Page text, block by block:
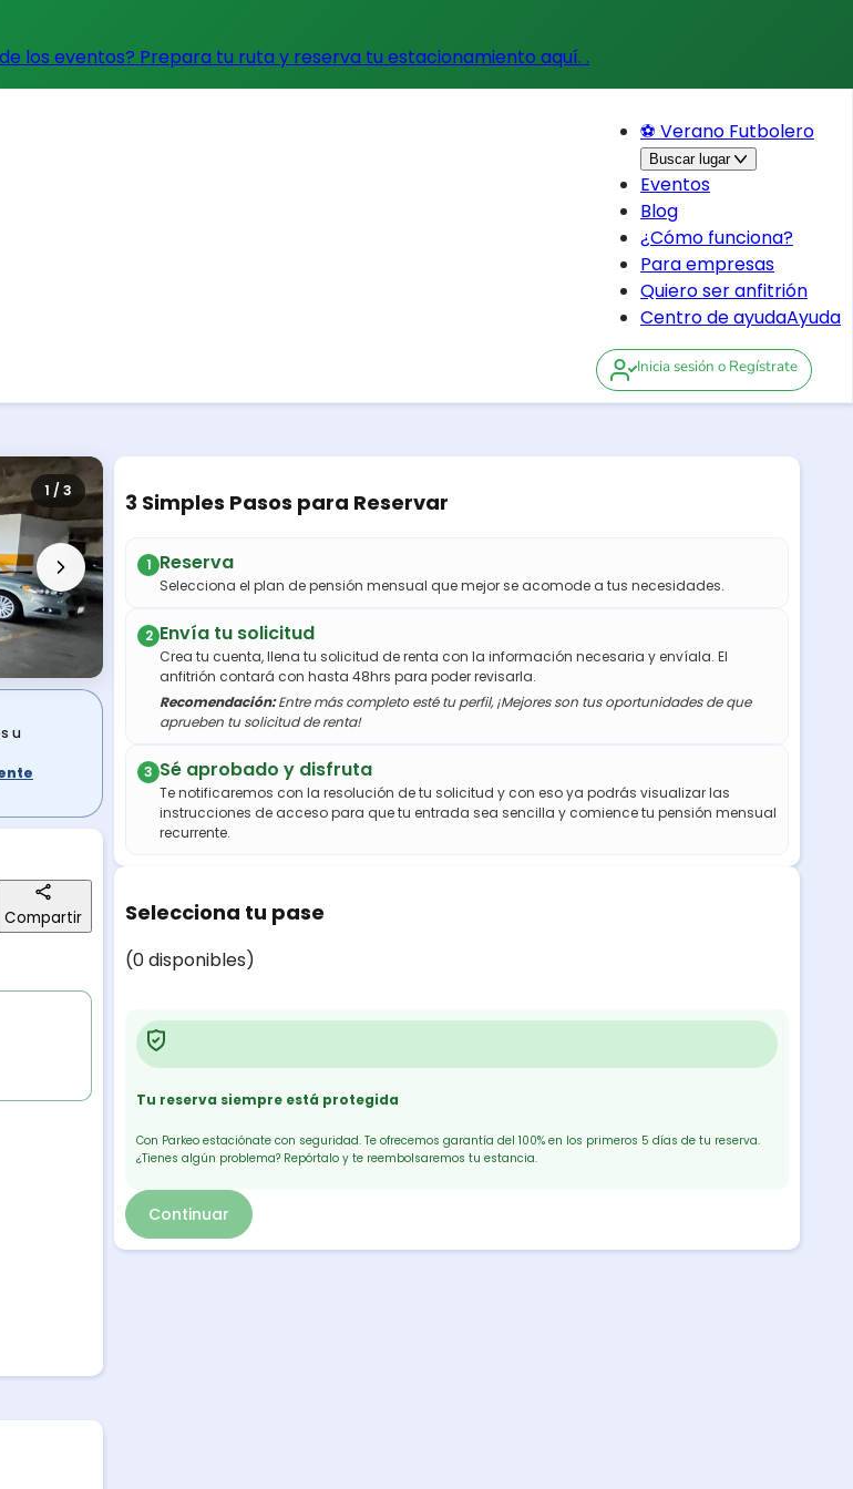
los eventos? Prepara tu ruta y reserva tu estacionamiento aquí. .
⚽ Verano Futbolero
Buscar lugar
Eventos
Blog
¿Cómo funciona?
Para empresas
Quiero ser anfitrión
Centro de ayudaAyuda
Inicia sesión o Regístrate
1 / 3
u
Compartir
3 Simples Pasos para Reservar
1 Reserva
Selecciona el plan de pensión mensual que mejor se acomode a tus necesidades.
2 Envía tu solicitud
Crea tu cuenta, llena tu solicitud de renta con la información necesaria y envíala. El
anfitrión contará con hasta 48hrs para poder revisarla.
Recomendación:Entre más completo esté tu perfil, ¡Mejores son tus oportunidades de que
aprueben tu solicitud de renta!
3 Sé aprobado y disfruta
Te notificaremos con la resolución de tu solicitud y con eso ya podrás visualizar las
instrucciones de acceso para que tu entrada sea sencilla y comience tu pensión mensual
recurrente.
Selecciona tu pase
(0 disponibles)
Tu reserva siempre está protegida
Con Parkeo estaciónate con seguridad. Te ofrecemos garantía del 100% en los primeros 5 días de tu reserva.
¿Tienes algún problema? Repórtalo y te reembolsaremos tu estancia.
Continuar